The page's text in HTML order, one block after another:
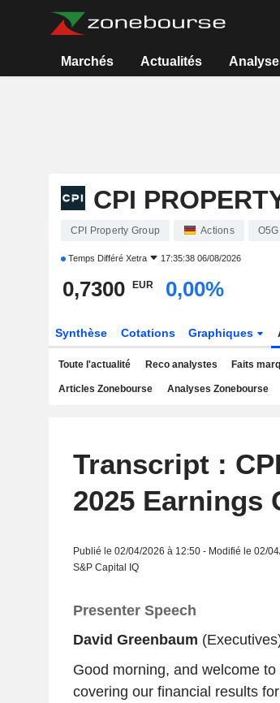
Marchés Actualités
CPI
CPI Property Group Actions O5G
Temps Différé Xetra 17:35:38 06/08/2026
0,7300 EUR 0,00%
Synthèse Cotations Graphiques
Toute l'actualité Reco analystes Faits
Articles Zonebourse Analyses Zonebourse
Transcript :
2025 Earnings
Publié le 02/04/2026 à 12:50 - Modifié le 02/
S&P Capital IQ
Presenter Speech
David Greenbaum
Good morning, and welcome
covering our financial results